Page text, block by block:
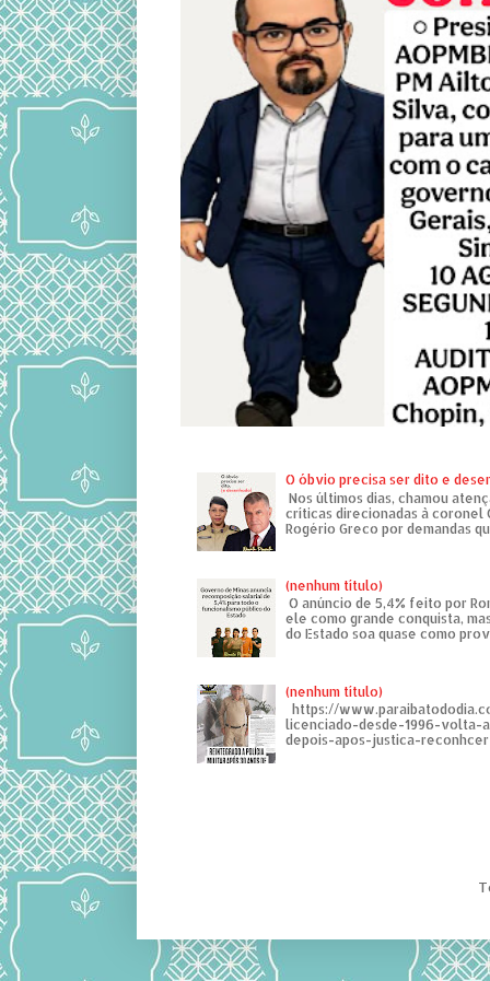
O óbvio precisa ser dito e
Nos últimos dias, chamou
críticas direcionadas à coronel
Rogério Greco por demandas
(nenhum título)
O anúncio de 5,4% feito por
ele como grande conquista,
do Estado soa quase como
(nenhum título)
https://
licenciado-desde-1996-volta-
depois-apos-justica-